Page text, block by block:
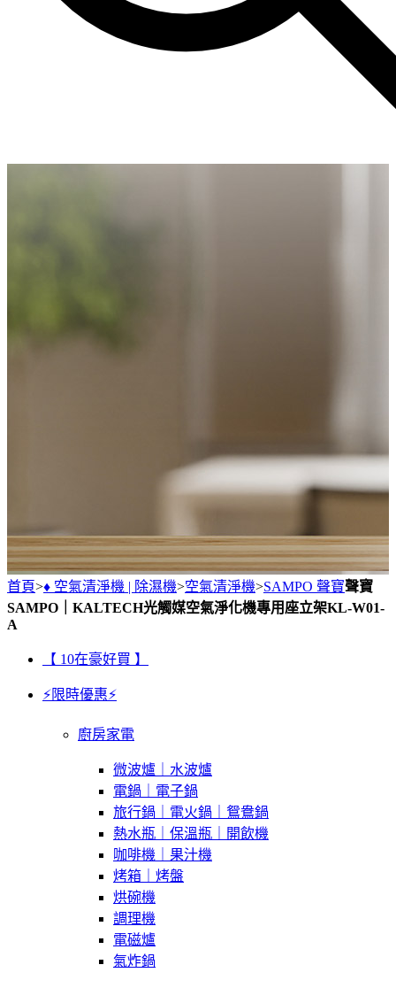
首頁>♦ 空氣清淨機 | 除濕機>空氣清淨機>SAMPO 聲寶聲寶
SAMPO｜KALTECH光觸媒空氣淨化機專用座立架KL-W01-
A
【 10在豪好買 】
⚡限時優惠⚡
廚房家電
微波爐｜水波爐
電鍋｜電子鍋
旅行鍋｜電火鍋｜鴛鴦鍋
熱水瓶｜保溫瓶｜開飲機
咖啡機｜果汁機
烤箱｜烤盤
烘碗機
調理機
電磁爐
氣炸鍋